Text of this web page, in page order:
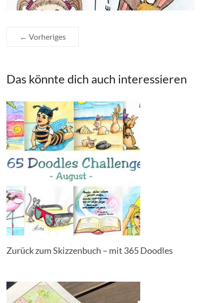
← Vorheriges
Das könnte dich auch interessieren
Zurück zum Skizzenbuch – mit 365 Doodles